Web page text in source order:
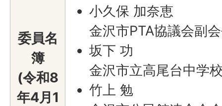
委員名
簿
(令和8
年4月1
小久保 加奈恵
金沢市PTA協議会副
坂下 功
金沢市立高尾台中学
竹上 勉